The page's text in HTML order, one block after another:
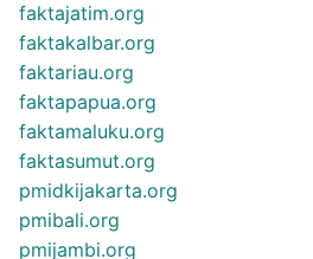
faktajatim.org
faktakalbar.org
faktariau.org
faktapapua.org
faktamaluku.org
faktasumut.org
pmidkijakarta.org
pmibali.org
pmijambi.org